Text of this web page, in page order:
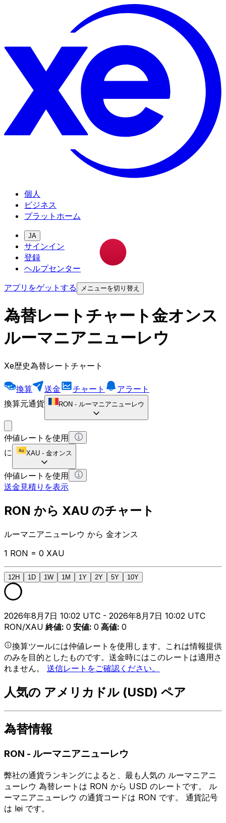
個人
ビジネス
プラットホーム
JA
サインイン
登録
ヘルプセンター
アプリをゲットする
メニューを切り替え
為替レートチャート金オンス
ルーマニアニューレウ
Xe歴史為替レートチャート
換算 送金 チャート
アラート
換算元通貨
RON - ルーマニアニューレウ
仲値レートを使用
に
XAU - 金オンス
仲値レートを使用
送金見積りを表示
RON から XAU のチャート
ルーマニアニューレウ から 金オンス
1 RON = 0 XAU
12H 1D 1W 1M 1Y 2Y 5Y 10Y
2026年8月7日 10:02 UTC - 2026年8月7日 10:02 UTC
RON/XAU 終値: 0 安値: 0 高値: 0
換算ツールには仲値レートを使用します。これは情報提供
のみを目的としたものです。送金時にはこのレートは適用さ
れません。 送信レートをご確認ください。
人気の アメリカドル (USD) ペア
為替情報
RON - ルーマニアニューレウ
弊社の通貨ランキングによると、最も人気の ルーマニアニ
ューレウ 為替レートは RON から USD のレートです。 ル
ーマニアニューレウ の通貨コードは RON です。 通貨記号
は lei です。